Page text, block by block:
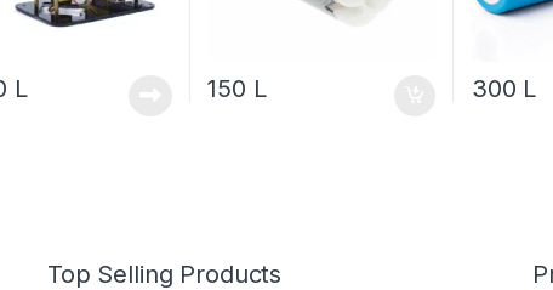
L 150 L 300 L
Top Selling Products